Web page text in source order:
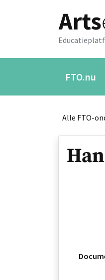
FTO.nu
Alle FTO-